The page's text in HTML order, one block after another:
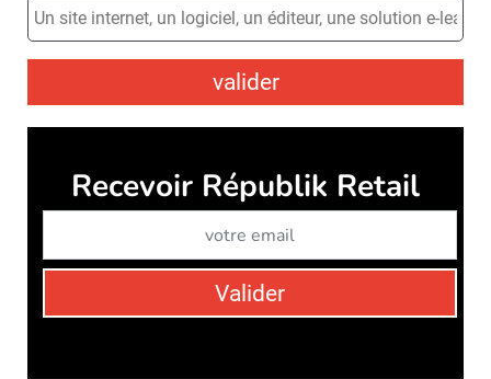
valider
Recevoir Républik Retail
Valider